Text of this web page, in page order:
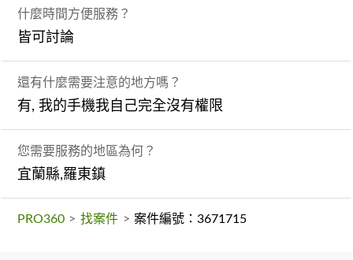
什麼時間方便服務？
皆可討論
還有什麼需要注意的地方嗎？
有, 我的手機我自己完全沒有權限
您需要服務的地區為何？
宜蘭縣,羅東鎮
PRO360 > 找案件 > 案件編號：3671715